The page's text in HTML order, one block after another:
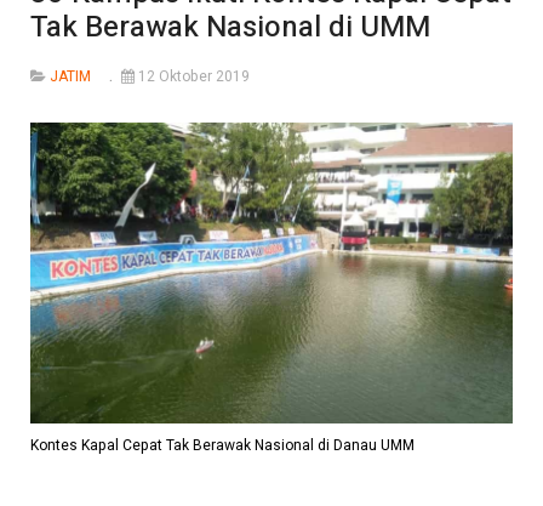
Tak Berawak Nasional di UMM
JATIM 12 Oktober 2019
Kontes Kapal Cepat Tak Berawak Nasional di Danau UMM